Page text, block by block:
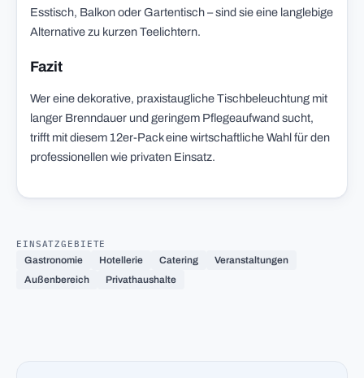
Esstisch, Balkon oder Gartentisch – sind sie eine langlebige
Alternative zu kurzen Teelichtern.
Fazit
Wer eine dekorative, praxistaugliche Tischbeleuchtung mit
langer Brenndauer und geringem Pflegeaufwand sucht,
trifft mit diesem 12er-Pack eine wirtschaftliche Wahl für den
professionellen wie privaten Einsatz.
EINSATZGEBIETE
Gastronomie
Hotellerie Catering
Veranstaltungen
Außenbereich
Privathaushalte